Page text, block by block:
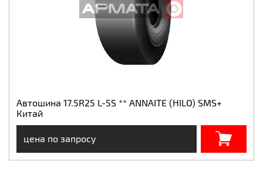
Автошина 17.5R25 L-5S ** ANNAITE (HILO) SMS+
Китай
цена по запросу